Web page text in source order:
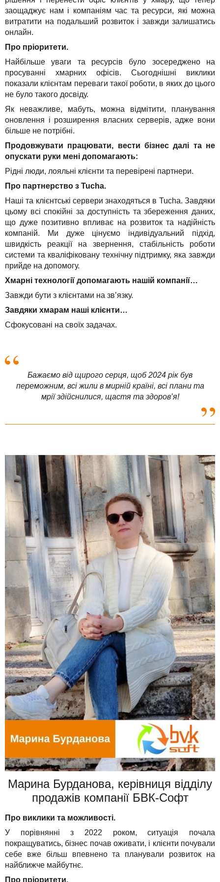
заощаджує нам і компаніям час та ресурси, які можна
витратити на подальший розвиток і завжди залишатись
онлайн.
Про пріоритети.
Найбільше уваги та ресурсів було зосереджено на
просуванні хмарних офісів. Сьогоднішні виклики
показали клієнтам переваги такої роботи, в яких до цього
не було такого досвіду.
Як неважливе, мабуть, можна відмітити, планування
оновлення і розширення власних серверів, адже вони
більше не потрібні.
Продовжувати працювати, вести бізнес далі та не
опускати руки мені допомагають:
Рідні люди, лояльні клієнти та перевірені партнери.
Про партнерство з Tucha.
Наші та клієнтські сервери знаходяться в Tucha. Завдяки
цьому всі спокійні за доступність та збереження даних,
що дуже позитивно впливає на розвиток та надійність
компаній. Ми дуже цінуємо індивідуальний підхід,
швидкість реакції на звернення, стабільність роботи
системи та кваліфіковану технічну підтримку, яка завжди
прийде на допомогу.
Хмарні технології допомагають нашій компанії…
Завжди бути з клієнтами на зв’язку.
Завдяки хмарам наші клієнти…
Сфокусовані на своїх задачах.
Бажаємо від щирого серця, щоб 2024 рік був
переможним, всі жили в мирній країні, всі плани та
мрії здійснилися, щастя та здоров’я!
Марина Бурданова, керівниця відділу
продажів компанії БВК-Софт
Про виклики та можливості.
У порівнянні з 2022 роком, ситуація почала
покращуватись, бізнес почав оживати, і клієнти почували
себе вже більш впевнено та планували розвиток на
найближче майбутнє.
Про пріоритети.